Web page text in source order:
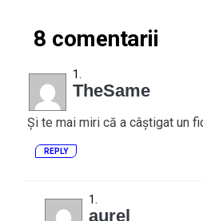
8 comentarii
TheSame
Și te mai miri că a câștigat un
REPLY
aurel